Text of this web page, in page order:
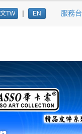
TW | EN 服務台